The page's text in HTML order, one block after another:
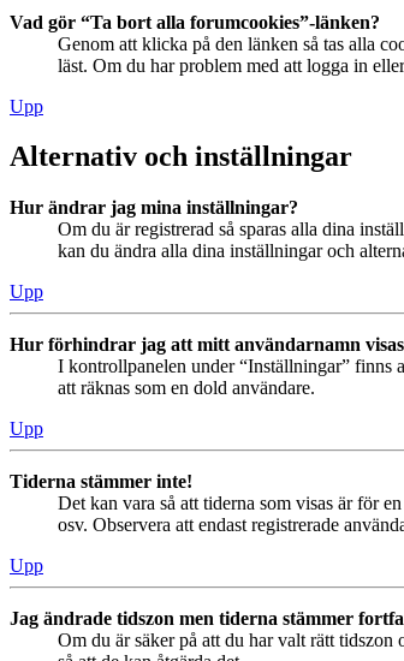
Vad gör “Ta bort alla forumcookies”-länken?
Genom att klicka på den länken så tas alla
läst. Om du har problem med att logga in
Upp
Alternativ och inställningar
Hur ändrar jag mina inställningar?
Om du är registrerad så sparas alla dina
kan du ändra alla dina inställningar och
Upp
Hur förhindrar jag att mitt användarnamn
I kontrollpanelen under “Inställningar” finns
att räknas som en dold användare.
Upp
Tiderna stämmer inte!
Det kan vara så att tiderna som visas är för
osv. Observera att endast registrerade
Upp
Jag ändrade tidszon men tiderna stämmer
Om du är säker på att du har valt rätt